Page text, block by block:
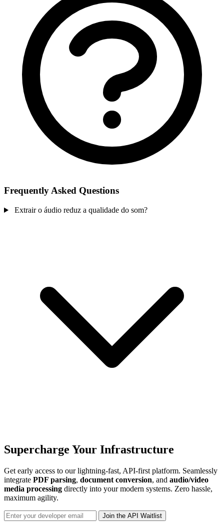
Frequently Asked Questions
Extrair o áudio reduz a qualidade do som?
Supercharge Your Infrastructure
Get early access to our lightning-fast, API-first platform. Seamlessly
integrate PDF parsing, document conversion, and audio/video
media processing directly into your modern systems. Zero hassle,
maximum agility.
Join the API Waitlist